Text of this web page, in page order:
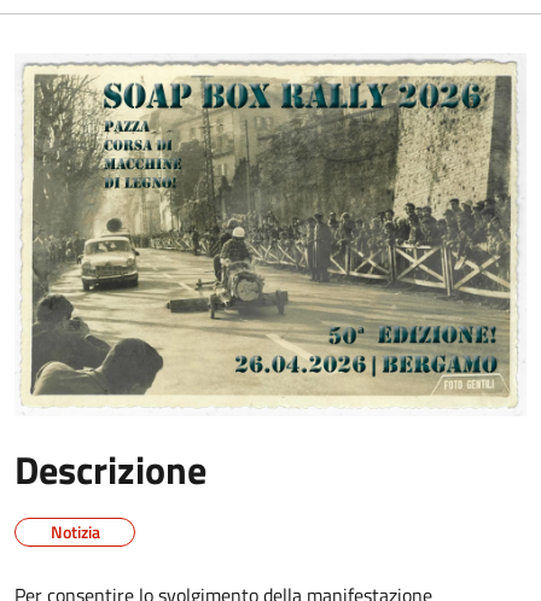
Descrizione
Notizia
Per consentire lo svolgimento della manifestazione